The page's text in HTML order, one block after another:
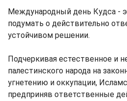
Международный день Кудса -
подумать о действительно
устойчивом решении.
Подчеркивая естественное и
палестинского народа на
угнетению и оккупации,
предприняв ответственные